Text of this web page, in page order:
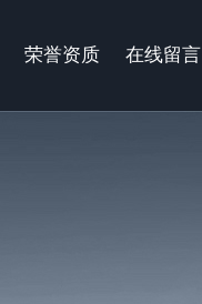
荣誉资质 在线留言